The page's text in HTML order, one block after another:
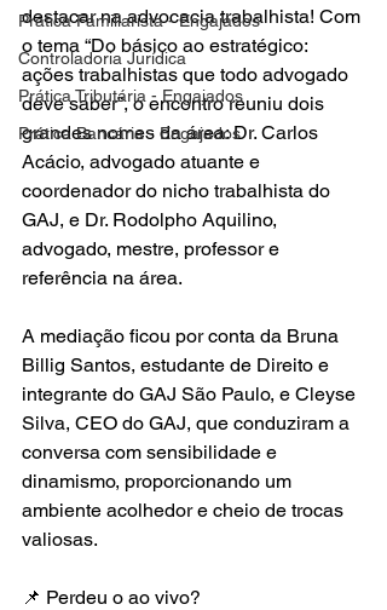
Prática Familiarista - Engajados
Controladoria Jurídica
Prática Tributária - Engajados
Prática Bancária - Engajados
destacar na advocacia trabalhista! Com
o tema “Do básico ao estratégico:
ações trabalhistas que todo advogado
deve saber”, o encontro reuniu dois
grandes nomes da área: Dr. Carlos
Acácio, advogado atuante e
coordenador do nicho trabalhista do
GAJ, e Dr. Rodolpho Aquilino,
advogado, mestre, professor e
referência na área.
A mediação ficou por conta da Bruna
Billig Santos, estudante de Direito e
integrante do GAJ São Paulo, e Cleyse
Silva, CEO do GAJ, que conduziram a
conversa com sensibilidade e
dinamismo, proporcionando um
ambiente acolhedor e cheio de trocas
valiosas.
📌 Perdeu o ao vivo?